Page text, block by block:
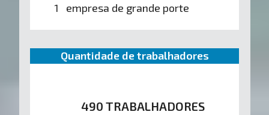
1 empresa de grande porte
Quantidade de trabalhadores
490 TRABALHADORES